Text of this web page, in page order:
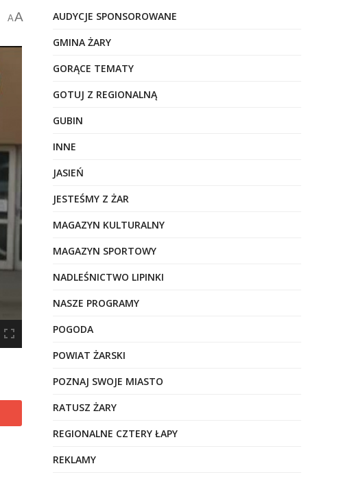
AA
AUDYCJE SPONSOROWANE
GMINA ŻARY
GORĄCE TEMATY
GOTUJ Z REGIONALNĄ
GUBIN
INNE
JASIEŃ
JESTEŚMY Z ŻAR
MAGAZYN KULTURALNY
MAGAZYN SPORTOWY
NADLEŚNICTWO LIPINKI
NASZE PROGRAMY
POGODA
POWIAT ŻARSKI
POZNAJ SWOJE MIASTO
RATUSZ ŻARY
REGIONALNE CZTERY ŁAPY
REKLAMY